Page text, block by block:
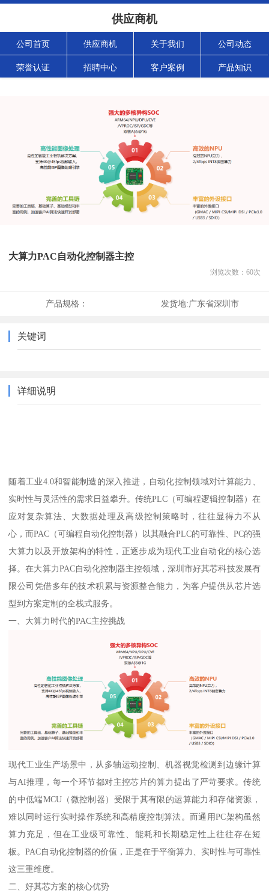
供应商机
公司首页 供应商机 关于我们 公司动态
荣誉认证 招聘中心 客户案例 产品知识
大算力PAC自动化控制器主控
浏览次数： 60次
产品规格： 发货地:广东省深圳市
关键词
详细说明
随着工业4.0和智能制造的深入推进，自动化控制领域对计算能力、
实时性与灵活性的需求日益攀升。传统PLC（可编程逻辑控制器）在
应对复杂算法、大数据处理及高级控制策略时，往往显得力不从
心，而PAC（可编程自动化控制器）以其融合PLC的可靠性、PC的强
大算力以及开放架构的特性，正逐步成为现代工业自动化的核心选
择。在大算力PAC自动化控制器主控领域，深圳市好其芯科技发展有
限公司凭借多年的技术积累与资源整合能力，为客户提供从芯片选
型到方案定制的全栈式服务。
一、大算力时代的PAC主控挑战
现代工业生产场景中，从多轴运动控制、机器视觉检测到边缘计算
与AI推理，每一个环节都对主控芯片的算力提出了严苛要求。传统
的中低端MCU（微控制器）受限于其有限的运算能力和存储资源，
难以同时运行实时操作系统和高精度控制算法。而通用PC架构虽然
算力充足，但在工业级可靠性、能耗和长期稳定性上往往存在短
板。PAC自动化控制器的价值，正是在于平衡算力、实时性与可靠性
这三重维度。
二、好其芯方案的核心优势